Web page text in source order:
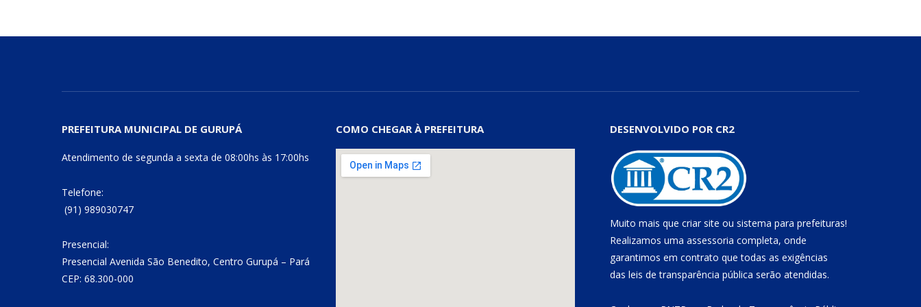
PREFEITURA MUNICIPAL DE GURUPÁ
Atendimento de segunda a sexta de 08:00hs às 17:00hs
Telefone:
(91) 989030747
Presencial:
Presencial Avenida São Benedito, Centro Gurupá – Pará
CEP: 68.300-000
COMO CHEGAR À PREFEITURA DESENVOLVIDO POR CR2
Muito mais que criar site ou sistema para prefeituras!
Realizamos uma assessoria completa, onde
garantimos em contrato que todas as exigências
das leis de transparência pública serão atendidas.